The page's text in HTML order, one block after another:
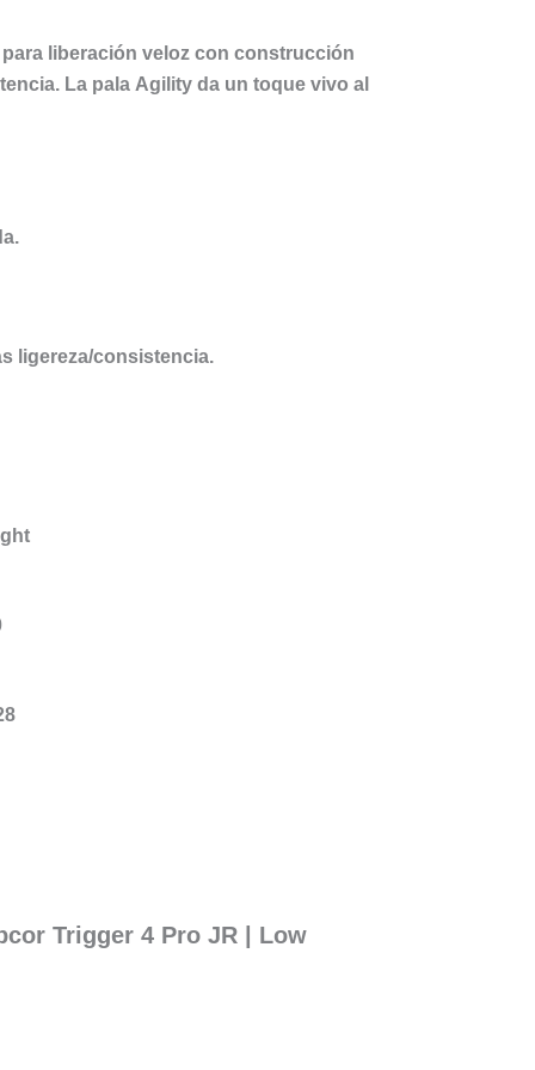
liberación veloz con construcción
La pala Agility da un toque vivo al
ligereza/consistencia.
Trigger 4 Pro JR | Low